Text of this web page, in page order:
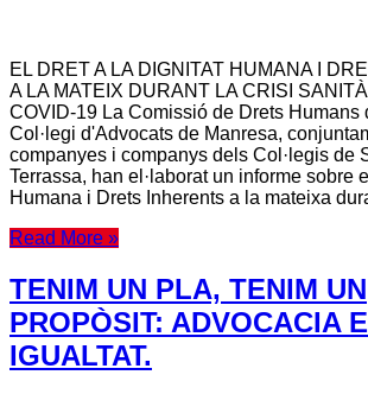
EL DRET A LA DIGNITAT HUMANA I
A LA MATEIX DURANT LA CRISI
COVID-19 La Comissió de Drets Humans
Col·legi d'Advocats de Manresa,
companyes i companys dels Col·legis de
Terrassa, han el·laborat un informe sobre
Humana i Drets Inherents a la mateixa
Read More »
TENIM UN PLA, TENIM UN
PROPÒSIT: ADVOCACIA
IGUALTAT.